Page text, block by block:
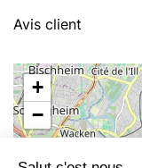
Avis client
+
−